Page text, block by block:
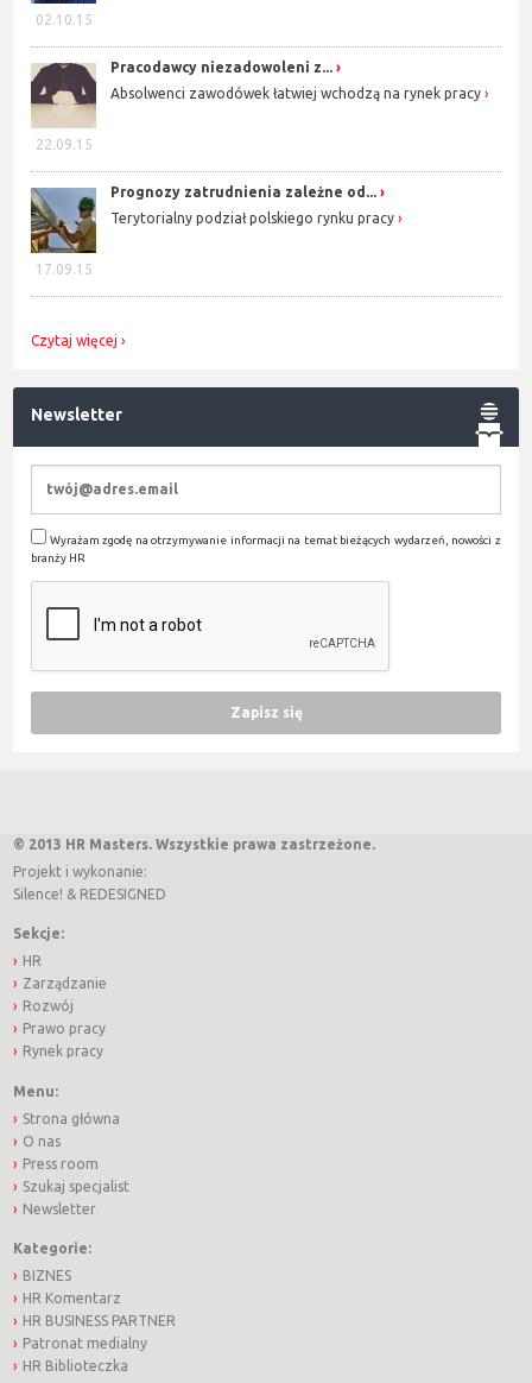
02.10.15
22.09.15
Pracodawcy niezadowoleni z...
Absolwenci zawodówek łatwiej wchodzą na rynek pracy
17.09.15
Prognozy zatrudnienia zależne od...
Terytorialny podział polskiego rynku pracy
Czytaj więcej
Newsletter
Wyrażam zgodę na otrzymywanie informacji na temat bieżących wydarzeń, nowości z
branży HR
© 2013 HR Masters. Wszystkie prawa zastrzeżone.
Projekt i wykonanie:
Silence! & REDESIGNED
Sekcje:
HR
Zarządzanie
Rozwój
Prawo pracy
Rynek pracy
Menu:
Strona główna
O nas
Press room
Szukaj specjalist
Newsletter
Kategorie:
BIZNES
HR Komentarz
HR BUSINESS PARTNER
Patronat medialny
HR Biblioteczka